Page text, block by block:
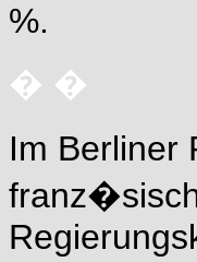
%.
� �
Im Berliner